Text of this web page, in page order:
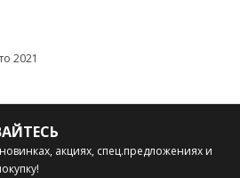
2021
акциях, спец.предложениях и